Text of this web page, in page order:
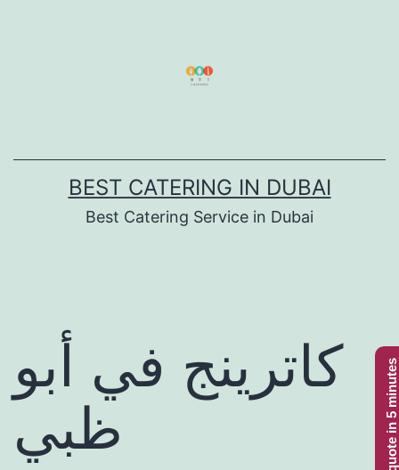
BEST CATERING IN DUBAI
Best Catering Service in Dubai
كاترينج في أبو
ظبي
Get a quote in 5 minutes